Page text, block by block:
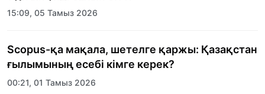
15:09, 05 Тамыз 2026
Scopus-қа мақала, шетелге қаржы: Қазақстан
ғылымының есебі кімге керек?
00:21, 01 Тамыз 2026